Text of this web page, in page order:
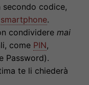
codice,
smartphone.
condividere mai
come PIN,
Password).
te li chiederà